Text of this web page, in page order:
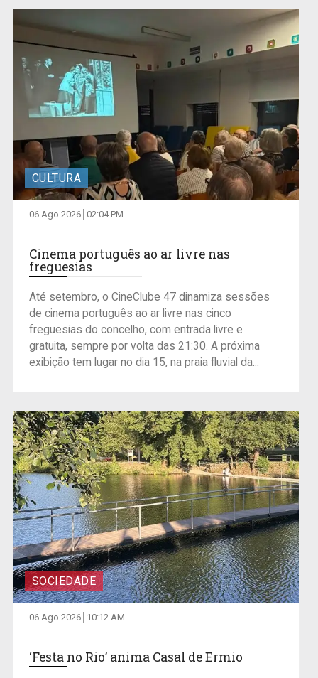
CULTURA
06 Ago 2026 02:04 PM
Cinema português ao ar livre nas
freguesias
Até setembro, o CineClube 47 dinamiza sessões
de cinema português ao ar livre nas cinco
freguesias do concelho, com entrada livre e
gratuita, sempre por volta das 21:30. A próxima
exibição tem lugar no dia 15, na praia fluvial da...
SOCIEDADE
06 Ago 2026 10:12 AM
‘Festa no Rio’ anima Casal de Ermio